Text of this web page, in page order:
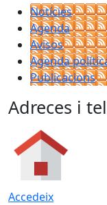
Notícies
Agenda
Avisos
Agenda
Publicacions
Adreces i
Accedeix